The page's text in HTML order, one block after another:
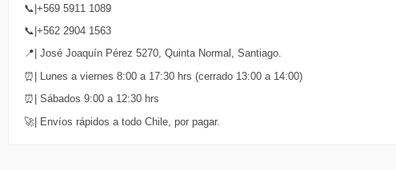
📞|+569 5911 1089
📞|+562 2904 1563
📍| José Joaquín Pérez 5270, Quinta Normal, Santiago.
⏰| Lunes a viernes 8:00 a 17:30 hrs (cerrado 13:00 a 14:00)
⏰| Sábados 9:00 a 12:30 hrs
🚀| Envíos rápidos a todo Chile, por pagar.